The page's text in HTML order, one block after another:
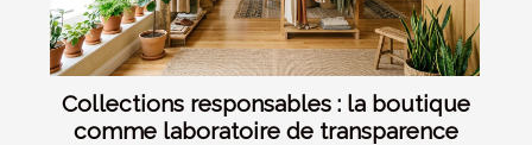
Collections responsables : la boutique
comme laboratoire de transparence